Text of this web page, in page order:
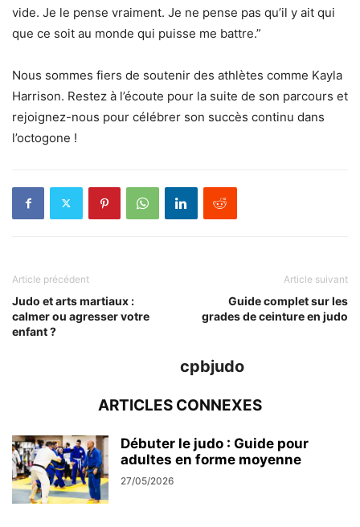
vide. Je le pense vraiment. Je ne pense pas qu’il y ait qui
que ce soit au monde qui puisse me battre.”
Nous sommes fiers de soutenir des athlètes comme Kayla
Harrison. Restez à l’écoute pour la suite de son parcours et
rejoignez-nous pour célébrer son succès continu dans
l’octogone !
Article précédent
Judo et arts martiaux :
calmer ou agresser votre
enfant ?
Article suivant
Guide complet sur les
grades de ceinture en judo
cpbjudo
ARTICLES CONNEXES
Débuter le judo : Guide pour
adultes en forme moyenne
27/05/2026